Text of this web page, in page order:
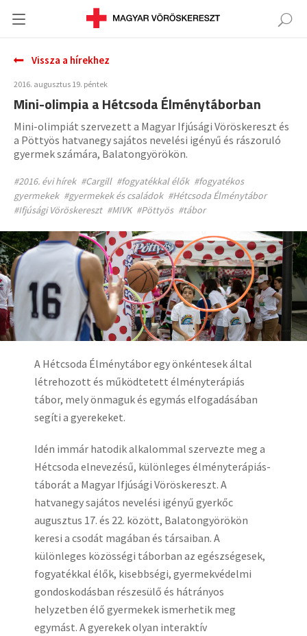
Vissza a hírekhez
2016. augusztus 19. péntek
Mini-olimpia a Hétcsoda Élménytáborban
Mini-olimpiát szervezett a Magyar Ifjúsági Vöröskereszt és
a Pöttyös hatvanegy sajátos nevelési igényű és rászoruló
gyermek számára, Balatongyörökön.
#2016. évi hírek #Cargill #fogyatékkal élők #fogyatékos
gyermekek #gyermekek és családok #Hétcsoda Élménytábor
#Ifjúsági Vöröskereszt #MIVK #Pöttyös #tábor
A Hétcsoda Élménytábor egy önkéntesek által
létrehozott és működtetett élményterápiás
tábor, mely önmaguk és egymás elfogadásában
segíti a gyerekeket.
Idén immár hatodik alkalommal szervezte meg a
Hétcsoda elnevezésű, különleges élményterápiás-
táborát a Magyar Ifjúsági Vöröskereszt. A
hatvanegy sajátos nevelési igényű gyerkőc
augusztus 17. és 22. között, Balatongyörökön
keresi a csodát magában és társaiban. A
különleges közösségi táborban az egészségesek,
fogyatékkal élők, kisebbségi, gyermekvédelmi
gondoskodásban részesülő és hátrányos
helyzetben élő gyermekek ismerhetik meg
egymást. A gyerekek olyan interaktív